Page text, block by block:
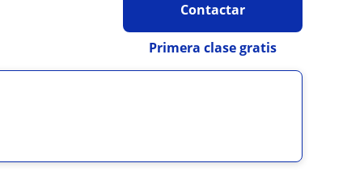
Contactar
Primera clase gratis